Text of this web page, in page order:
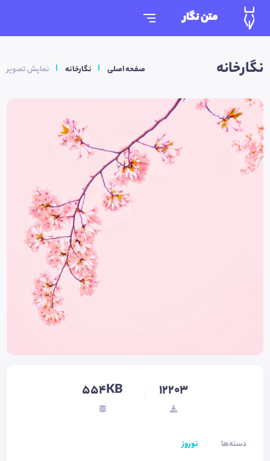
متن نگار
نگارخانه صفحه اصلی نگارخانه نمایش تصویر
12203
554KB
دسته‌ها نوروز